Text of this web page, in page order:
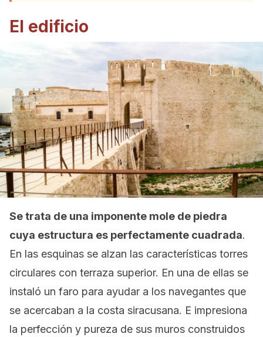
El edificio
Se trata de una imponente mole de piedra
cuya estructura es perfectamente cuadrada.
En las esquinas se alzan las características torres
circulares con terraza superior. En una de ellas se
instaló un faro para ayudar a los navegantes que
se acercaban a la costa siracusana. E impresiona
la perfección y pureza de sus muros construidos